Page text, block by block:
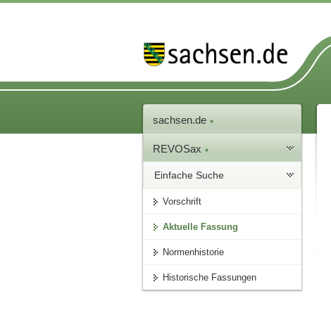
sachsen.de
REVOSax
Einfache Suche
Vorschrift
Aktuelle Fassung
Normenhistorie
Historische Fassungen